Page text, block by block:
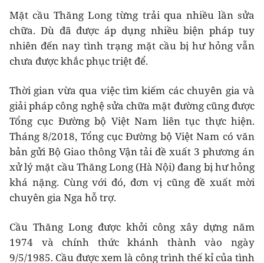
Mặt cầu Thăng Long từng trải qua nhiều lần sửa
chữa. Dù đã được áp dụng nhiều biện pháp tuy
nhiên đến nay tình trạng mặt cầu bị hư hỏng vẫn
chưa được khắc phục triệt để.
Thời gian vừa qua việc tìm kiếm các chuyên gia và
giải pháp công nghệ sửa chữa mặt đường cũng được
Tổng cục Đường bộ Việt Nam liên tục thực hiện.
Tháng 8/2018, Tổng cục Đường bộ Việt Nam có văn
bản gửi Bộ Giao thông Vận tải đề xuất 3 phương án
xử lý mặt cầu Thăng Long (Hà Nội) đang bị hư hỏng
khá nặng. Cùng với đó, đơn vị cũng đề xuất mời
chuyên gia Nga hỗ trợ.
Cầu Thăng Long được khởi công xây dựng năm
1974 và chính thức khánh thành vào ngày
9/5/1985. Cầu được xem là công trình thế kỉ của tình